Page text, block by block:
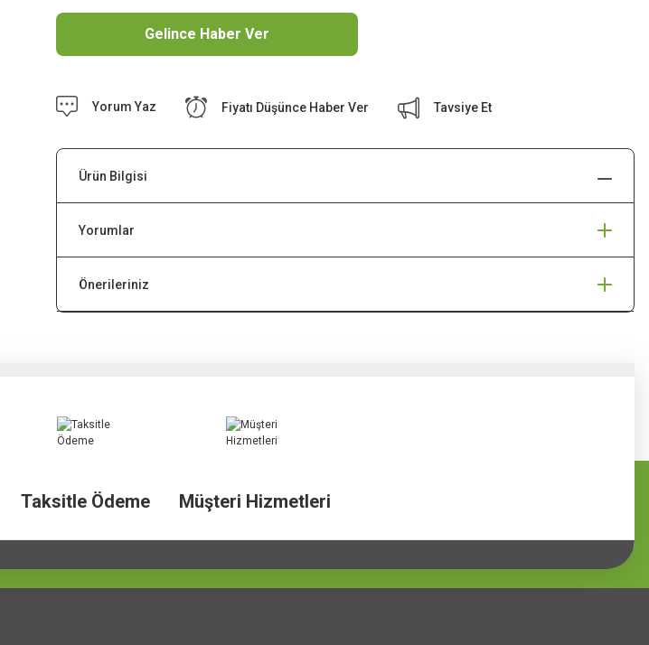
Gelince Haber Ver
Yorum Yaz Fiyatı Düşünce Haber Ver Tavsiye Et
Ürün Bilgisi
Yorumlar
Önerileriniz
Taksitle Ödeme Müşteri Hizmetleri